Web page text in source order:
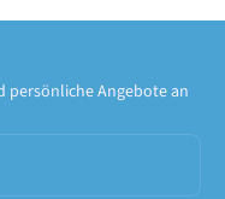
persönliche Angebote an